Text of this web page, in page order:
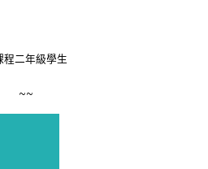
程二年級學生
~~